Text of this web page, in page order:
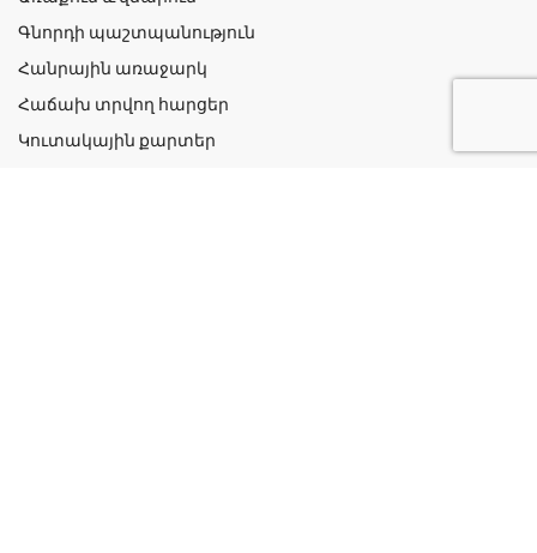
Գնորդի պաշտպանություն
Հանրային առաջարկ
Հաճախ տրվող հարցեր
Կուտակային քարտեր